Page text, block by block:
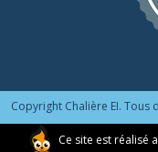
Copyright Chalière EI. Tous
Ce site est réalisé